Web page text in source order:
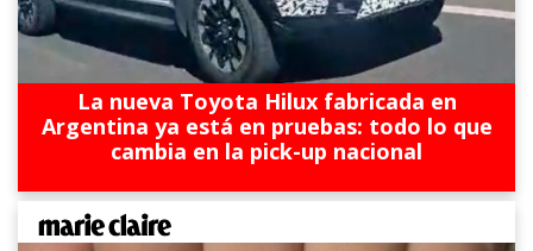
La nueva Toyota Hilux fabricada en
Argentina ya está en pruebas: todo lo que
cambia en la pick-up nacional